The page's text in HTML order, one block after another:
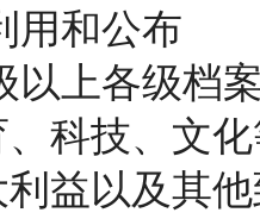
用和公布
以上各级档
科技、文
益以及其